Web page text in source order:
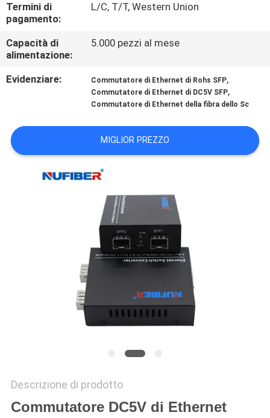
NOTIZIE
RICHIEDA
UNA
MAPPA
DEL
Termini di
pagamento:
L/C, T/T, Western Union
Capacità di
alimentazione:
5.000 pezzi al mese
Evidenziare: Commutatore di Ethernet di Rohs SFP,
Commutatore di Ethernet di DC5V SFP,
Commutatore di Ethernet della fibra dello Sc
MIGLIOR PREZZO
Descrizione di prodotto
Commutatore DC5V di Ethernet